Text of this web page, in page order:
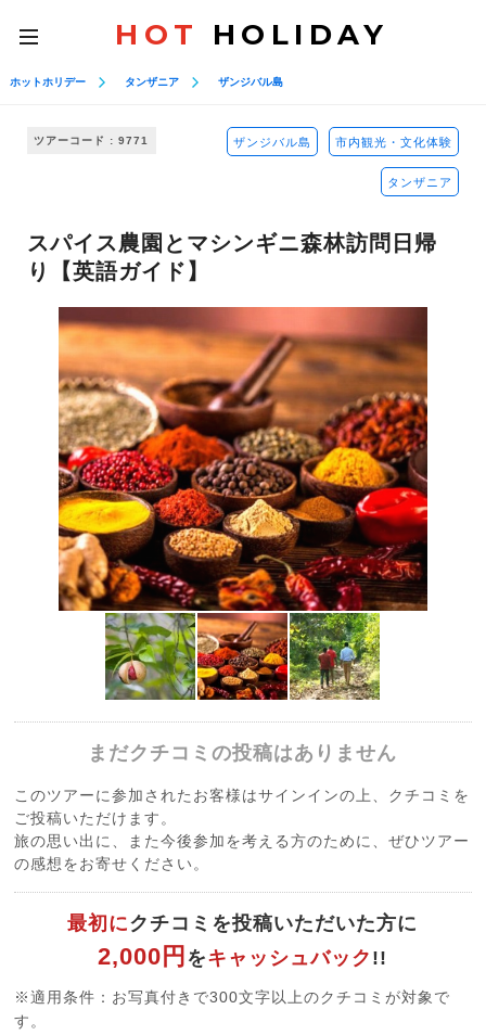
toggle
navigation
HOT HOLIDAY
ホットホリデー タンザニア ザンジバル島
ツアーコード : 9771 ザンジバル島 市内観光・文化体験
タンザニア
スパイス農園とマシンギニ森林訪問日帰
り【英語ガイド】
まだクチコミの投稿はありません
このツアーに参加されたお客様はサインインの上、クチコミを
ご投稿いただけます。
旅の思い出に、また今後参加を考える方のために、ぜひツアー
の感想をお寄せください。
最初にクチコミを投稿いただいた方に
2,000円 をキャッシュバック !!
※適用条件：お写真付きで300文字以上のクチコミが対象で
す。